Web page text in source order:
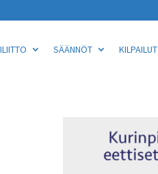
SÄÄNNÖT KILPAILUT